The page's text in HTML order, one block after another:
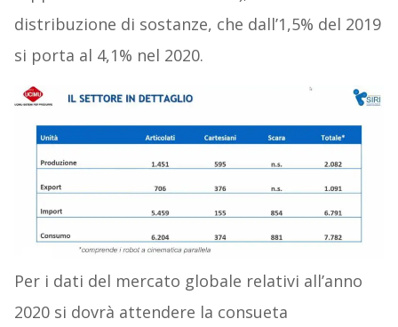
distribuzione di sostanze, che dall’1,5% del 2019
si porta al 4,1% nel 2020.
Per i dati del mercato globale relativi all’anno
2020 si dovrà attendere la consueta